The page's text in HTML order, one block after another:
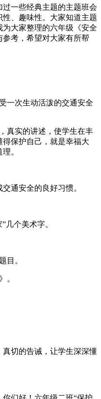
一些经典主题的主题班会
、趣味性。大家知道主题
大家整理的六年级《安全
考，希望对大家有所帮
一次生动活泼的交通安全
真实的讲述，使学生在丰
保护自己，就是幸福大
。
通安全的良好习惯。
几个美术字。
目。
。
切的告诫，让学生深深懂